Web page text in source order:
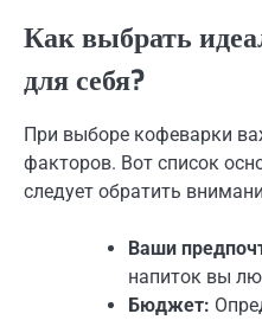
Как выбрать
для себя?
При выборе кофеварки
факторов. Вот список
следует обратить
Ваши
напиток вы
Бюджет: